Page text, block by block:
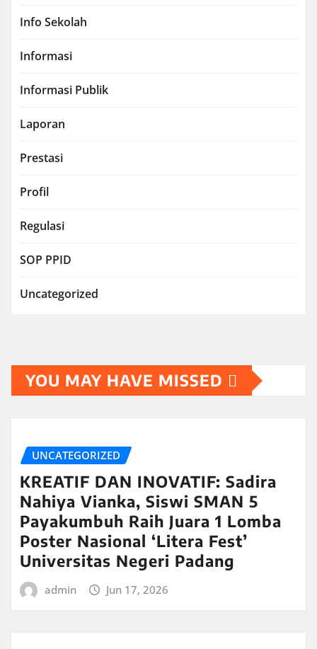
Info Sekolah
Informasi
Informasi Publik
Laporan
Prestasi
Profil
Regulasi
SOP PPID
Uncategorized
YOU MAY HAVE MISSED
UNCATEGORIZED
KREATIF DAN INOVATIF: Sadira
Nahiya Vianka, Siswi SMAN 5
Payakumbuh Raih Juara 1 Lomba
Poster Nasional ‘Litera Fest’
Universitas Negeri Padang
admin Jun 17, 2026